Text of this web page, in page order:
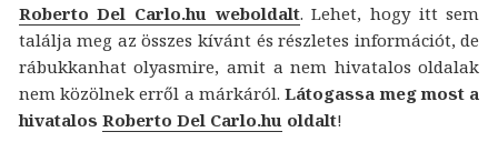
Roberto Del Carlo.hu weboldalt. Lehet, hogy itt sem
találja meg az összes kívánt és részletes információt, de
rábukkanhat olyasmire, amit a nem hivatalos oldalak
nem közölnek erről a márkáról.Látogassa meg most a
hivatalos Roberto Del Carlo.hu oldalt!